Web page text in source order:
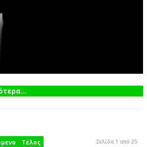
Τέλος Σελίδα 1 από 25